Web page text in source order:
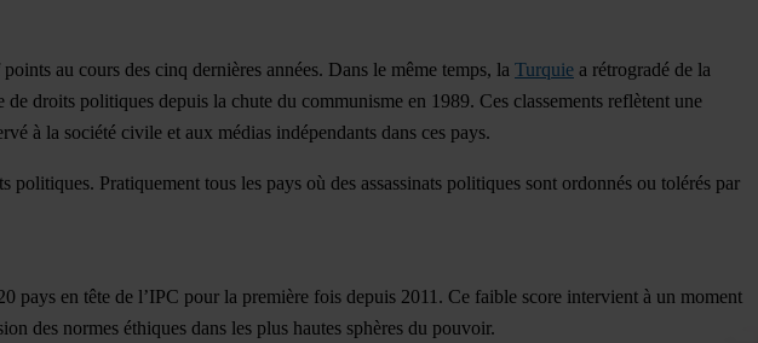
au cours des cinq dernières années. Dans le même temps, la Turquie a rétrogradé de la
de droits politiques depuis la chute du communisme en 1989. Ces classements reflètent une
à la société civile et aux médias indépendants dans ces pays.
Pratiquement tous les pays où des assassinats politiques sont ordonnés ou tolérés par
pays en tête de l’IPC pour la première fois depuis 2011. Ce faible score intervient à un moment
des normes éthiques dans les plus hautes sphères du pouvoir.